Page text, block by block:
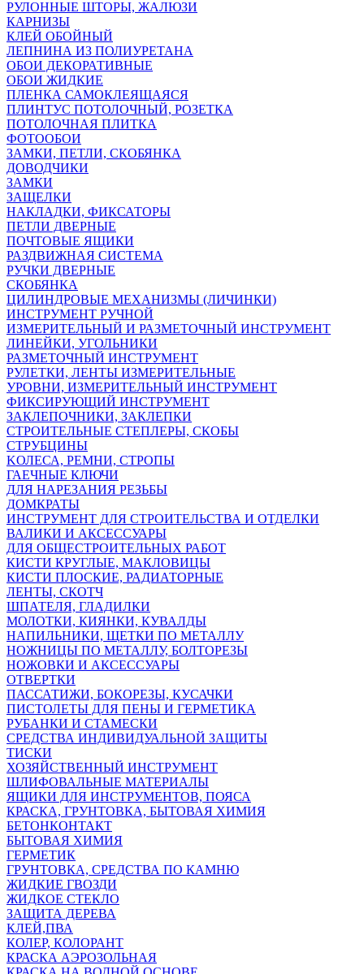
РУЛОННЫЕ ШТОРЫ, ЖАЛЮЗИ
КАРНИЗЫ
КЛЕЙ ОБОЙНЫЙ
ЛЕПНИНА ИЗ ПОЛИУРЕТАНА
ОБОИ ДЕКОРАТИВНЫЕ
ОБОИ ЖИДКИЕ
ПЛЕНКА САМОКЛЕЯЩАЯСЯ
ПЛИНТУС ПОТОЛОЧНЫЙ, РОЗЕТКА
ПОТОЛОЧНАЯ ПЛИТКА
ФОТООБОИ
ЗАМКИ, ПЕТЛИ, СКОБЯНКА
ДОВОДЧИКИ
ЗАМКИ
ЗАЩЕЛКИ
НАКЛАДКИ, ФИКСАТОРЫ
ПЕТЛИ ДВЕРНЫЕ
ПОЧТОВЫЕ ЯЩИКИ
РАЗДВИЖНАЯ СИСТЕМА
РУЧКИ ДВЕРНЫЕ
СКОБЯНКА
ЦИЛИНДРОВЫЕ МЕХАНИЗМЫ (ЛИЧИНКИ)
ИНСТРУМЕНТ РУЧНОЙ
ИЗМЕРИТЕЛЬНЫЙ И РАЗМЕТОЧНЫЙ ИНСТРУМЕНТ
ЛИНЕЙКИ, УГОЛЬНИКИ
РАЗМЕТОЧНЫЙ ИНСТРУМЕНТ
РУЛЕТКИ, ЛЕНТЫ ИЗМЕРИТЕЛЬНЫЕ
УРОВНИ, ИЗМЕРИТЕЛЬНЫЙ ИНСТРУМЕНТ
ФИКСИРУЮЩИЙ ИНСТРУМЕНТ
ЗАКЛЕПОЧНИКИ, ЗАКЛЕПКИ
СТРОИТЕЛЬНЫЕ СТЕПЛЕРЫ, СКОБЫ
СТРУБЦИНЫ
KОЛЕСА, РЕМНИ, СТРОПЫ
ГАЕЧНЫЕ КЛЮЧИ
ДЛЯ НАРЕЗАНИЯ РЕЗЬБЫ
ДОМКРАТЫ
ИНСТРУМЕНТ ДЛЯ СТРОИТЕЛЬСТВА И ОТДЕЛКИ
ВАЛИКИ И АКСЕССУАРЫ
ДЛЯ ОБЩЕСТРОИТЕЛЬНЫХ РАБОТ
КИСТИ КРУГЛЫЕ, МАКЛОВИЦЫ
КИСТИ ПЛОСКИЕ, РАДИАТОРНЫЕ
ЛЕНТЫ, СКОТЧ
ШПАТЕЛЯ, ГЛАДИЛКИ
МОЛОТКИ, КИЯНКИ, КУВАЛДЫ
НАПИЛЬНИКИ, ЩЕТКИ ПО МЕТАЛЛУ
НОЖНИЦЫ ПО МЕТАЛЛУ, БОЛТОРЕЗЫ
НОЖОВКИ И АКСЕССУАРЫ
ОТВЕРТКИ
ПАССАТИЖИ, БОКОРЕЗЫ, КУСАЧКИ
ПИСТОЛЕТЫ ДЛЯ ПЕНЫ И ГЕРМЕТИКА
РУБАНКИ И СТАМЕСКИ
СРЕДСТВА ИНДИВИДУАЛЬНОЙ ЗАЩИТЫ
ТИСКИ
ХОЗЯЙСТВЕННЫЙ ИНСТРУМЕНТ
ШЛИФОВАЛЬНЫЕ МАТЕРИАЛЫ
ЯЩИКИ ДЛЯ ИНСТРУМЕНТОВ, ПОЯСА
КРАСКА, ГРУНТОВКА, БЫТОВАЯ ХИМИЯ
БЕТОНКОНТАКТ
БЫТОВАЯ ХИМИЯ
ГЕРМЕТИК
ГРУНТОВКА, СРЕДСТВА ПО КАМНЮ
ЖИДКИЕ ГВОЗДИ
ЖИДКОЕ СТЕКЛО
ЗАЩИТА ДЕРЕВА
КЛЕЙ,ПВА
КОЛЕР, КОЛОРАНТ
КРАСКА АЭРОЗОЛЬНАЯ